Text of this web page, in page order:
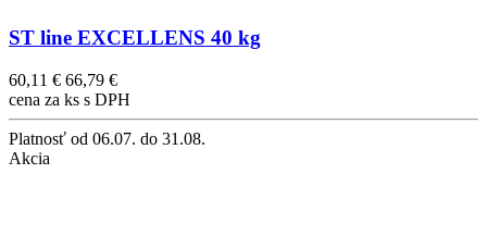
ST line EXCELLENS 40 kg
60,11 € 66,79 €
cena za ks s DPH
Platnosť od 06.07. do 31.08.
Akcia